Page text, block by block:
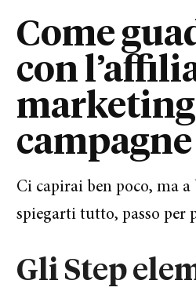
Come
con
marketing
campagne
Ci capirai ben poco, ma
spiegarti tutto, passo per
Gli Step